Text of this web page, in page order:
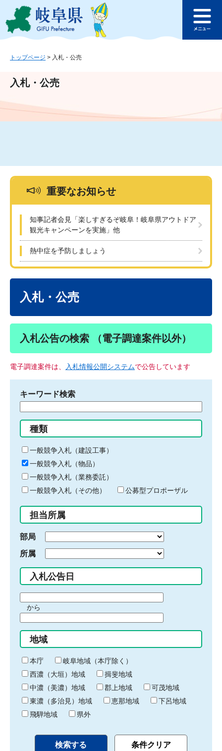
ジ
ュ
文
このページの本文へ
ュ
トップページ > 入札・公売
入札・公売
重要なお知らせ
知事記者会見「楽しすぎるぞ岐阜！岐阜県アウトドア
観光キャンペーンを実施」他
熱中症を予防しましょう
入札・公売
入札公告の検索 （電子調達案件以外）
電子調達案件は、 入札情報公開システムで公告しています
キーワード検索
る
キ
ー
ワ
ー
ド
入
力
種類
一般競争入札（建設工事）
一般競争入札（物品）
一般競争入札（業務委託）
一般競争入札（その他）
公募型プロポーザル
担当所属
部局
所属
入札公告日
間
始
り
から
間
終
わ
り
地域
本庁
岐阜地域（本庁除く）
西濃（大垣）地域
揖斐地域
中濃（美濃）地域
郡上地域
可茂地域
東濃（多治見）地域
恵那地域
下呂地域
飛騨地域
県外